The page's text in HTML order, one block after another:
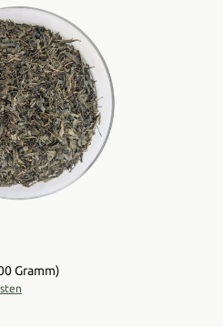
Gramm)